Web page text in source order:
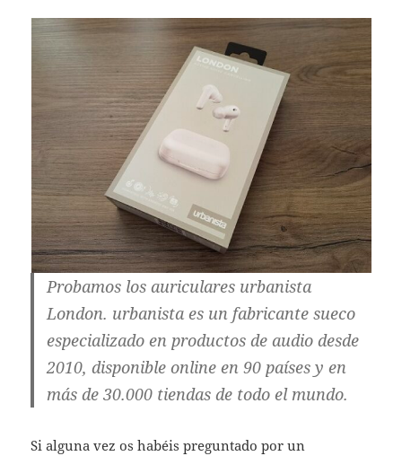
Probamos los auriculares urbanista
London. urbanista es un fabricante sueco
especializado en productos de audio desde
2010, disponible online en 90 países y en
más de 30.000 tiendas de todo el mundo.
Si alguna vez os habéis preguntado por un